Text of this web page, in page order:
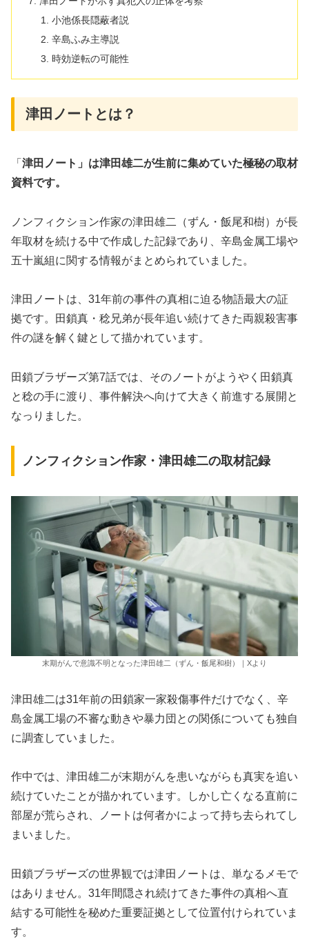
小池係長隠蔽者説
辛島ふみ主導説
時効逆転の可能性
津田ノートとは？
「 津田ノート」は津田雄二が生前に集めていた極秘の取材
資料です。
ノンフィクション作家の津田雄二（ずん・飯尾和樹）が長
年取材を続ける中で作成した記録であり、辛島金属工場や
五十嵐組に関する情報がまとめられていました。
津田ノートは、31年前の事件の真相に迫る物語最大の証
拠です。田鎖真・稔兄弟が長年追い続けてきた両親殺害事
件の謎を解く鍵として描かれています。
田鎖ブラザーズ第7話では、そのノートがようやく田鎖真
と稔の手に渡り、事件解決へ向けて大きく前進する展開と
なっりました。
ノンフィクション作家・津田雄二の取材記録
末期がんで意識不明となった津田雄二（ずん・飯尾和樹）｜Xより
津田雄二は31年前の田鎖家一家殺傷事件だけでなく、辛
島金属工場の不審な動きや暴力団との関係についても独自
に調査していました。
作中では、津田雄二が末期がんを患いながらも真実を追い
続けていたことが描かれています。しかし亡くなる直前に
部屋が荒らされ、ノートは何者かによって持ち去られてし
まいました。
田鎖ブラザーズの世界観では津田ノートは、単なるメモで
はありません。31年間隠され続けてきた事件の真相へ直
結する可能性を秘めた重要証拠として位置付けられていま
す。